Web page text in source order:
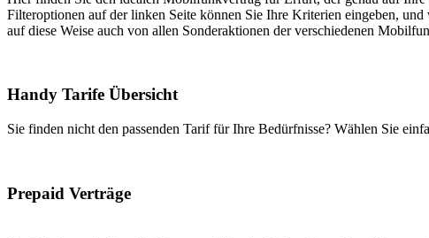
Filteroptionen auf der linken Seite können Sie Ihre Kriterien eingeben,
auf diese Weise auch von allen Sonderaktionen der verschiedenen
Handy Tarife Übersicht
Sie finden nicht den passenden Tarif für Ihre Bedürfnisse? Wählen Sie
Prepaid Verträge